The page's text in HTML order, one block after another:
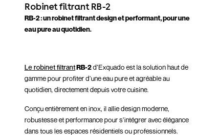
Robinet filtrant RB-2
RB-2 : un robinet filtrant design et performant, pour une
eau pure au quotidien.
Le robinet filtrantRB-2d’Exquado est la solution haut de
gamme pour profiter d’une eau pure et agréable au
quotidien, directement depuis votre cuisine.
Conçu entièrement en inox, il allie design moderne,
robustesse et performance pour s’intégrer avec élégance
dans tous les espaces résidentiels ou professionnels.